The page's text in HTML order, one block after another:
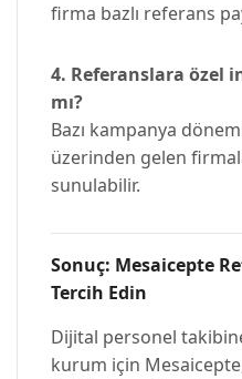
firma bazlı referans
4. Referanslara özel
mı?
Bazı kampanya
üzerinden gelen
sunulabilir.
Sonuç: Mesaicepte
Tercih Edin
Dijital personel
kurum için